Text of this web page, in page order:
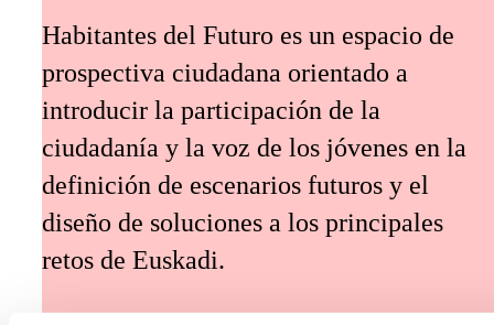
Habitantes del Futuro es un espacio de
prospectiva ciudadana orientado a
introducir la participación de la
ciudadanía y la voz de los jóvenes en la
definición de escenarios futuros y el
diseño de soluciones a los principales
retos de Euskadi.